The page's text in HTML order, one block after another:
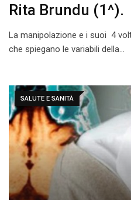
Rita Brundu (1^).
La manipolazione e i suoi 4
che spiegano le variabili della…
SALUTE E SANITÀ